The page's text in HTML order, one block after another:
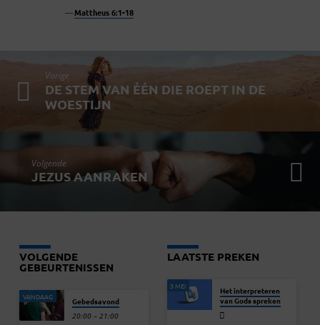
Mattheus 6:1-18
Vorige
DE STEM VAN ÉÉN DIE ROEPT IN DE
WOESTIJN
Volgende
JEZUS AANRAKEN
VOLGENDE
GEBEURTENISSEN
VANDAAG Gebedsavond
20:00 – 21:00
LAATSTE PREKEN
3 MEI
Het interpreteren
van Gods spreken